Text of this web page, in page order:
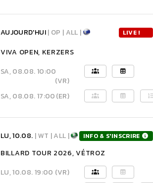
AUJOURD'HUI| OP | ALL | LIVE !
VIVA OPEN, KERZERS
SA, 08.08. 10:00
(VR)
SA, 08.08. 17:00(ER)
LU, 10.08. | WT | ALL | INFO & S'INSCRIRE
BILLARD TOUR 2026, VÉTROZ
LU, 10.08. 19:00 (VR)